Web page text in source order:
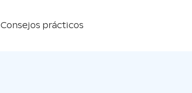
Consejos prácticos